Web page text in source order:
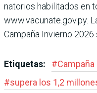
natorios habilitados en
www.vacunate.gov.py.
Campaña Invierno 2026
Etiquetas: #
#supera los 1,2